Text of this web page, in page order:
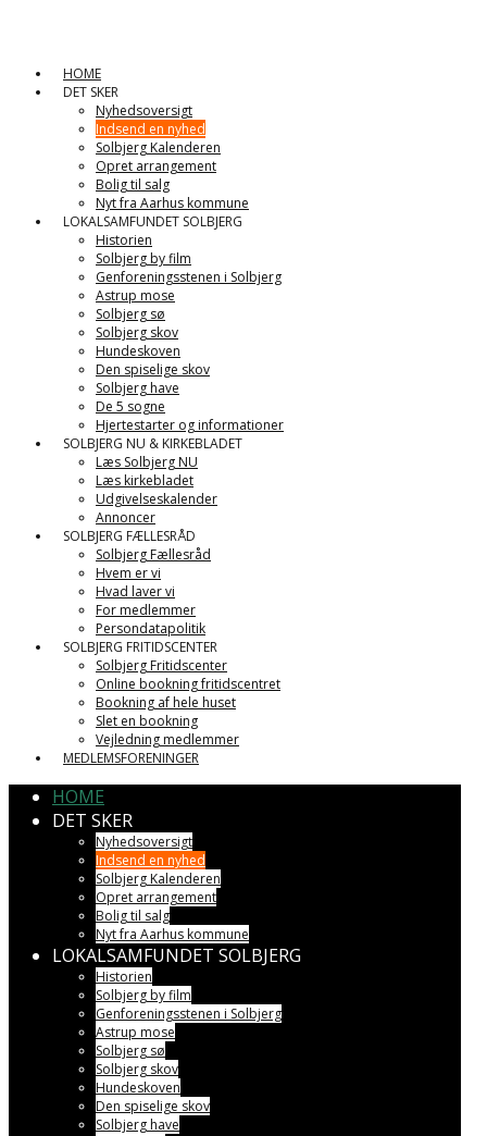
HOME
DET SKER
Nyhedsoversigt
Indsend en nyhed
Solbjerg Kalenderen
Opret arrangement
Bolig til salg
Nyt fra Aarhus kommune
LOKALSAMFUNDET SOLBJERG
Historien
Solbjerg by film
Genforeningsstenen i Solbjerg
Astrup mose
Solbjerg sø
Solbjerg skov
Hundeskoven
Den spiselige skov
Solbjerg have
De 5 sogne
Hjertestarter og informationer
SOLBJERG NU & KIRKEBLADET
Læs Solbjerg NU
Læs kirkebladet
Udgivelseskalender
Annoncer
SOLBJERG FÆLLESRÅD
Solbjerg Fællesråd
Hvem er vi
Hvad laver vi
For medlemmer
Persondatapolitik
SOLBJERG FRITIDSCENTER
Solbjerg Fritidscenter
Online bookning fritidscentret
Bookning af hele huset
Slet en bookning
Vejledning medlemmer
MEDLEMSFORENINGER
HOME
DET SKER
Nyhedsoversigt
Indsend en nyhed
Solbjerg Kalenderen
Opret arrangement
Bolig til salg
Nyt fra Aarhus kommune
LOKALSAMFUNDET SOLBJERG
Historien
Solbjerg by film
Genforeningsstenen i Solbjerg
Astrup mose
Solbjerg sø
Solbjerg skov
Hundeskoven
Den spiselige skov
Solbjerg have